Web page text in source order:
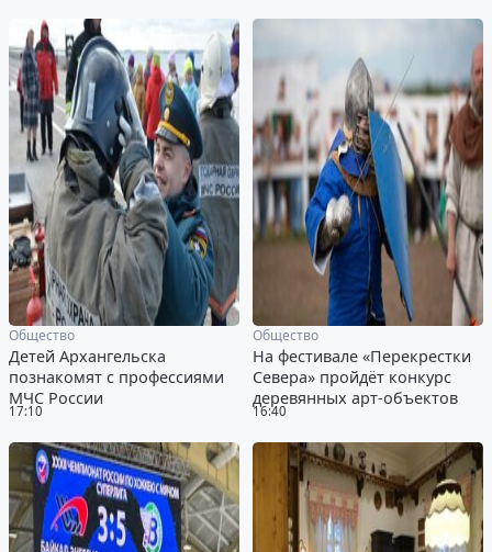
17:10
Общество
Детей Архангельска
познакомят с профессиями
МЧС России
16:40
Общество
На фестивале «Перекрестки
Севера» пройдёт конкурс
деревянных арт-объектов